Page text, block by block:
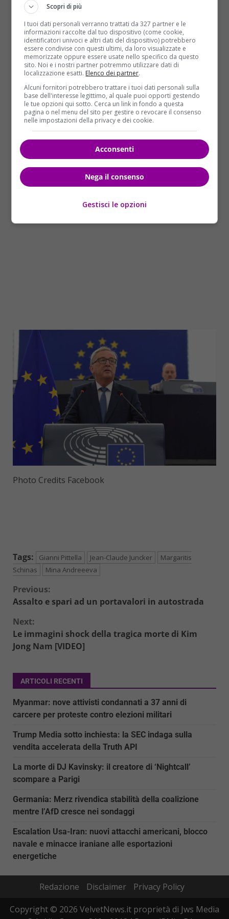
mandato, tutti sostenevano che tutto quello che
faceva era perche’ voleva il secondo. Esattamente
quello che io non voglio. Voglio essere un uomo
libero e voglio poter dire quello che voglio senza
che nessuno pensi che lo faccio perchè voglio
compiacere qualcuno”.
DaBruxellesil portavoce dell’esecutivo comunitario,
Margaritis Schinas, smentisce: “Juncker non si
dimetterà” e secondo un’altra portavoce,Mina
Andreeeva, Juncker “è qui per restare, e
combattere tutte le crisi che l’Europa sta
affrontando, dalla Grexit alla Brexit a quella
dell’immigrazione“.
Photo Credits Facebook
Tags: Gianni Pittella Jean-Claude Juncker
Margaritis
Schinas
Mina Andreeeva
Continue
Reading
Previous:
Assalto e spari ad un portavalori in autostrada
Next:
Le immagini shock della tragica morte di Kim
Jong Nam [VIDEO]
ARTICOLI RECENTI
Myanmar: nove attivisti condannati a 37 anni di
carcere per proteste contro elezioni militari
Trump Media sotto inchiesta: la SEC indaga sulla
vendita accelerata della Truth API
La morte di DJ Kavinsky: il creatore di ‘Nightcall’
scompare a Parigi
Germania: Merz rivendica stabilità della coalizione
mentre l’AfD cresce nei sondaggi
Escalation Usa-Iran: nuovi attacchi americani, blocco
navale e minacce iraniane alle esportazioni
energetiche
Redazione Disclaimer
Privacy Policy
Copyright © 2026 VelvetNews.it proprietà di Jws Media
Scopri di più
I tuoi dati personali verranno trattati da 327 partner e le
informazioni raccolte dal tuo dispositivo (come cookie,
identificatori univoci e altri dati del dispositivo) potrebbero
essere condivise con questi ultimi, da loro visualizzate e
memorizzate oppure essere usate nello specifico da questo
sito. Noi e i nostri partner potremmo utilizzare dati di
localizzazione esatti. Elenco dei partner.
Alcuni fornitori potrebbero trattare i tuoi dati personali sulla
base dell'interesse legittimo, al quale puoi opporti gestendo
le tue opzioni qui sotto. Cerca un link in fondo a questa
pagina o nel menu del sito per gestire o revocare il consenso
nelle impostazioni della privacy e dei cookie.
Acconsenti
Nega il consenso
Gestisci le opzioni